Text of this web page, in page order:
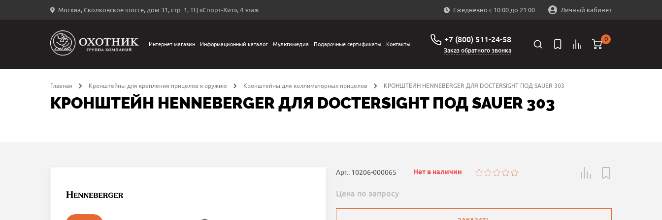
Москва, Сколковское шоссе, дом 31, стр. 1, ТЦ «Спорт-Хит», 4 этаж Ежедневно с 10:00 до 21:00 Личный кабинет
←
Интернет магазин Информационный каталог Мультимедиа Подарочные сертификаты Контакты +7 (800) 511-24-58
Заказ обратного звонка
0
Главная Кронштейны для крепления прицелов к оружию Кронштейны для коллиматорных прицелов КРОНШТЕЙН HENNEBERGER ДЛЯ DOCTERSIGHT ПОД SAUER 303
КРОНШТЕЙН HENNEBERGER ДЛЯ DOCTERSIGHT ПОД SAUER 303
Арт.: 10206-000065 Нет в наличии
Цена по запросу